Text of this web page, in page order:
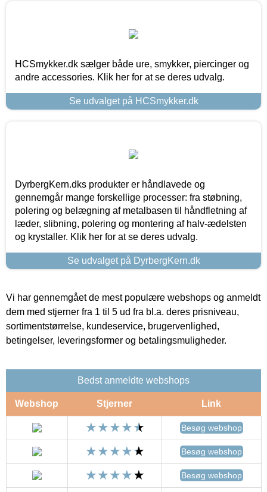
HCSmykker.dk sælger både ure, smykker, piercinger og
andre accessories. Klik her for at se deres udvalg.
Se udvalget på HCSmykker.dk
DyrbergKern.dks produkter er håndlavede og
gennemgår mange forskellige processer: fra støbning,
polering og belægning af metalbasen til håndfletning af
læder, slibning, polering og montering af halv-ædelsten
og krystaller. Klik her for at se deres udvalg.
Se udvalget på DyrbergKern.dk
Vi har gennemgået de mest populære webshops og anmeldt
dem med stjerner fra 1 til 5 ud fra bl.a. deres prisniveau,
sortimentstørrelse, kundeservice, brugervenlighed,
betingelser, leveringsformer og betalingsmuligheder.
Bedst anmeldte webshops
Webshop Stjerner Link
Besøg webshop
Besøg webshop
Besøg webshop